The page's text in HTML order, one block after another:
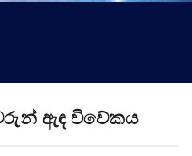
ඇඳ විවේකය